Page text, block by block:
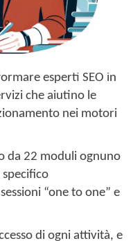
esperti SEO in
che aiutino le
nei motori
da 22 moduli ognuno
“one to one” e
di ogni attività, e